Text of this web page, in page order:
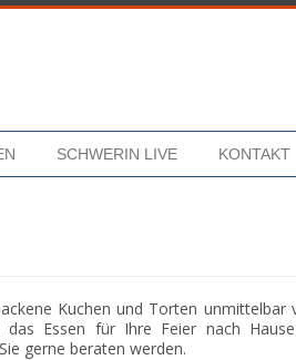
SCHWERIN LIVE KONTAKT
Kuchen und Torten unmittelbar
Essen für Ihre Feier nach
gerne beraten werden.